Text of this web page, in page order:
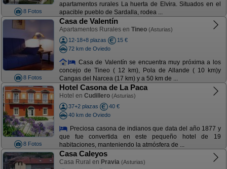
8 Fotos
apartamentos rurales La huerta de Elvira. Situados en el
apacible pueblo de Sardalla, rodea ...
8 Fotos
Casa de Valentín
Apartamentos Rurales en Tineo (Asturias)
12-18+8 plazas
15 €
72 km de Oviedo
Casa de Valentín se encuentra muy próxima a los
concejo de Tineo ( 12 km), Pola de Allande ( 10 km)y
Cangas del Narcea (17 km) y a 50 km de ...
8 Fotos
Hotel Casona de La Paca
Hotel en Cudillero (Asturias)
37+2 plazas
40 €
40 km de Oviedo
Preciosa casona de indianos que data del año 1877 y
que fue convertida en este pequeño hotel de 19
habitaciones, manteniendo la atmósfera de ...
Casa Caleyos
Casa Rural en Pravia (Asturias)